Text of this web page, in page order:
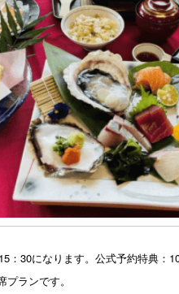
：30になります。公式予約特典：
ランです。